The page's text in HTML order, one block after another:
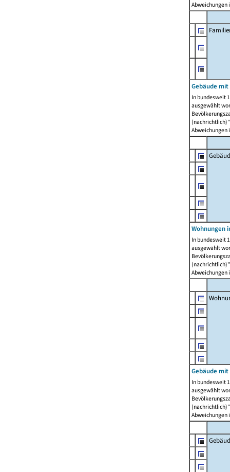
Abweichungen
Gebäude
In bundesweit
ausgewählt
Abweichungen
Wohnungen
In bundesweit
ausgewählt
Abweichungen
Gebäude
In bundesweit
ausgewählt
Abweichungen